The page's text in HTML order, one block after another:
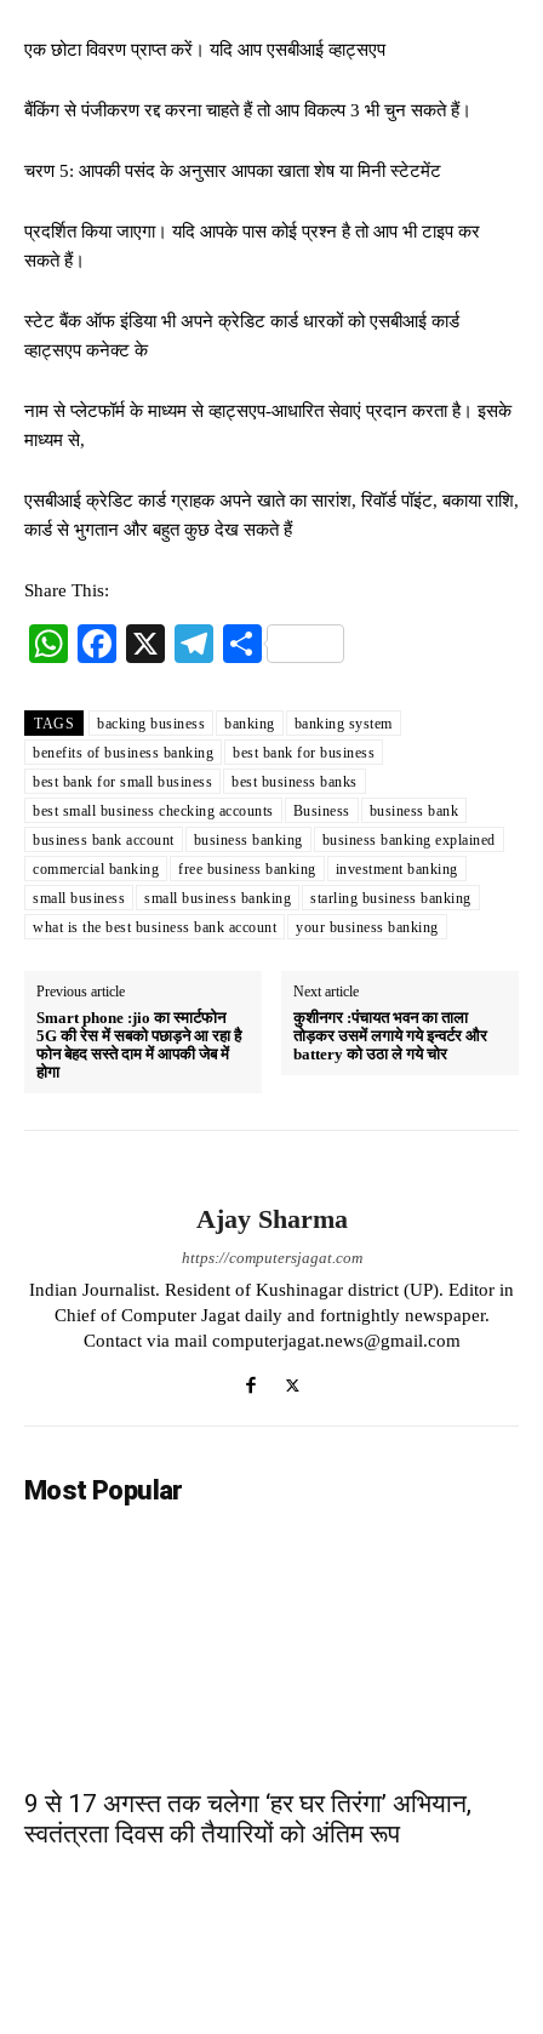
एक छोटा विवरण प्राप्त करें। यदि आप एसबीआई व्हाट्सएप
बैंकिंग से पंजीकरण रद्द करना चाहते हैं तो आप विकल्प 3 भी चुन सकते हैं।
चरण 5: आपकी पसंद के अनुसार आपका खाता शेष या मिनी स्टेटमेंट
प्रदर्शित किया जाएगा। यदि आपके पास कोई प्रश्न है तो आप भी टाइप कर
सकते हैं।
स्टेट बैंक ऑफ इंडिया भी अपने क्रेडिट कार्ड धारकों को एसबीआई कार्ड
व्हाट्सएप कनेक्ट के
नाम से प्लेटफॉर्म के माध्यम से व्हाट्सएप-आधारित सेवाएं प्रदान करता है। इसके
माध्यम से,
एसबीआई क्रेडिट कार्ड ग्राहक अपने खाते का सारांश, रिवॉर्ड पॉइंट, बकाया राशि,
कार्ड से भुगतान और बहुत कुछ देख सकते हैं
Share This:
W
ts
A
pp
Fa
bo
ok
X
Te
gr
m
S
re
TAGS backing business banking
banking system
benefits of business banking
best bank for business
best bank for small business
best business banks
best small business checking accounts
Business
business bank
business bank account
business banking
business banking explained
commercial banking
free business banking
investment banking
small business
small business banking
starling business banking
what is the best business bank account
your business banking
Previous article
Smart phone :jio का स्मार्टफोन
5G की रेस में सबको पछाड़ने आ रहा है
फोन बेहद सस्ते दाम में आपकी जेब में
होगा
Next article
कुशीनगर :पंचायत भवन का ताला
तोड़कर उसमें लगाये गये इन्वर्टर और
battery को उठा ले गये चोर
Ajay Sharma
https://computersjagat.com
Indian Journalist. Resident of Kushinagar district (UP). Editor in
Chief of Computer Jagat daily and fortnightly newspaper.
Contact via mail computerjagat.news@gmail.com
Most Popular
9 से 17 अगस्त तक चलेगा ‘हर घर तिरंगा’ अभियान,
स्वतंत्रता दिवस की तैयारियों को अंतिम रूप